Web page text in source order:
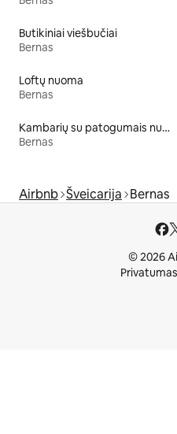
Butikiniai viešbučiai
Bernas
Loftų nuoma
Bernas
Kambarių su patogumais nuoma
Bernas
Airbnb Šveicarija Bernas
© 2026
Privatumas